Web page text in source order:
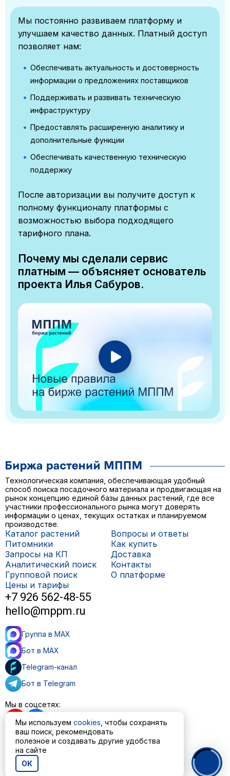
Мы постоянно развиваем платформу и
улучшаем качество данных. Платный доступ
позволяет нам:
Обеспечивать актуальность и достоверность
информации о предложениях поставщиков
Поддерживать и развивать техническую
инфраструктуру
Предоставлять расширенную аналитику и
дополнительные функции
Обеспечивать качественную техническую
поддержку
После авторизации вы получите доступ к
полному функционалу платформы с
возможностью выбора подходящего
тарифного плана.
Почему мы сделали сервис
платным — объясняет основатель
проекта Илья Сабуров.
Технологическая компания, обеспечивающая удобный
способ поиска посадочного материала и продвигающая на
рынок концепцию единой базы данных растений, где все
участники профессионального рынка могут доверять
информации о ценах, текущих остатках и планируемом
производстве.
Каталог растений
Питомники
Запросы на КП
Аналитический поиск
Групповой поиск
Цены и тарифы
Вопросы и ответы
Как купить
Доставка
Контакты
О платформе
+7 926 562-48-55
hello@mppm.ru
Группа в MAX
Бот в MAX
Telegram-канал
Бот в Telegram
Мы в соцсетях:
Пользовательское соглашение
Политика обработки персональных данных
© ООО «МППМ» 2023—2026
Мы используем cookies , чтобы сохранять
ваш поиск, рекомендовать
полезное и создавать другие удобства
на сайте
ОК